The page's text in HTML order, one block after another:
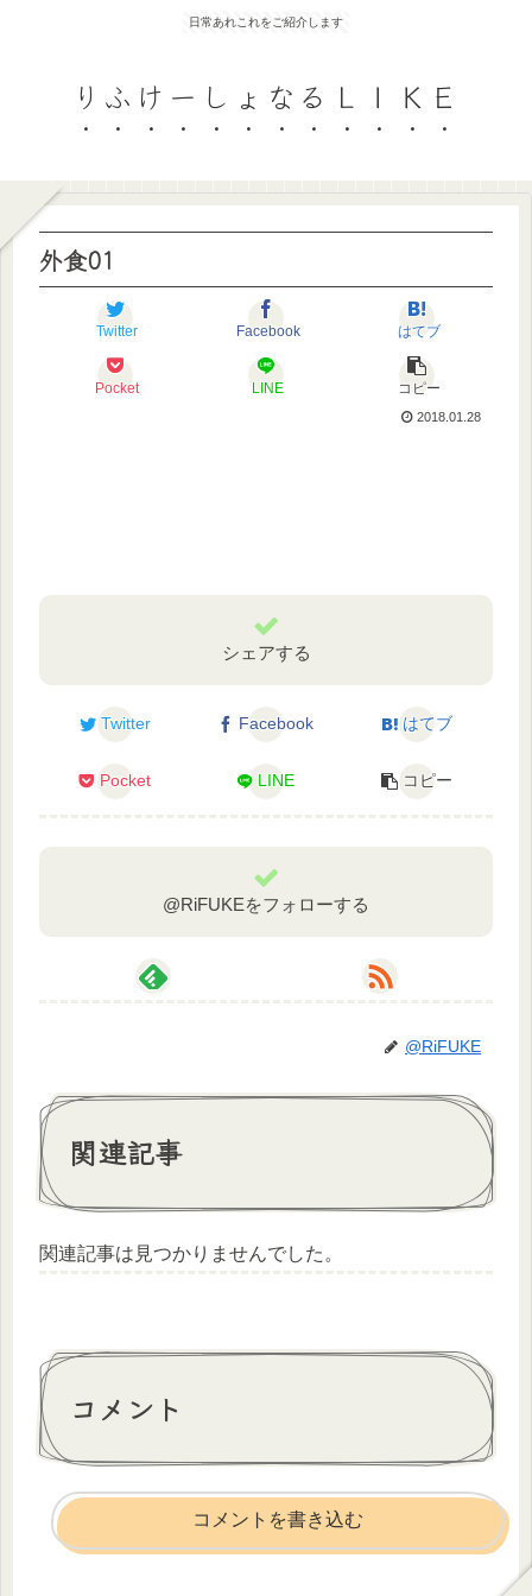
日常あれこれをご紹介します
りふけーしょなるＬＩＫＥ
外食01
Twitter Facebook はてブ
Pocket LINE コピー
2018.01.28
シェアする
Twitter Facebook はてブ
Pocket LINE コピー
@RiFUKEをフォローする
@RiFUKE
関連記事
関連記事は見つかりませんでした。
コメント
コメントを書き込む